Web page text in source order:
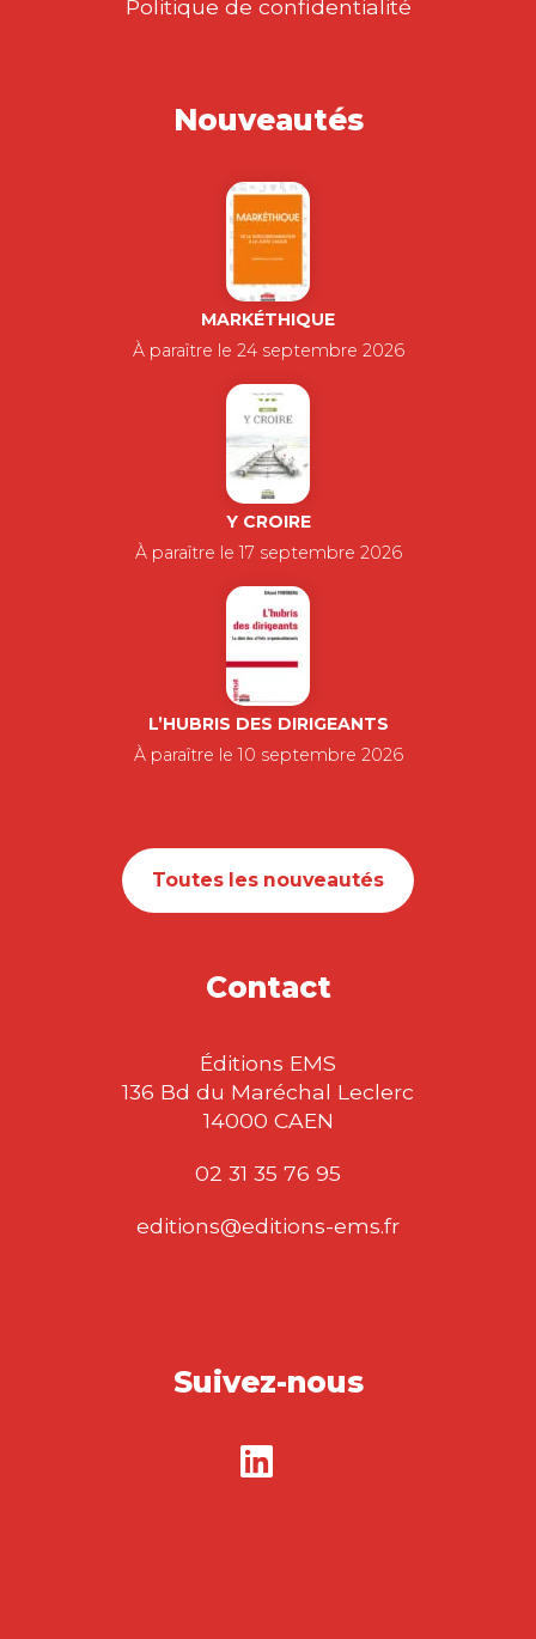
Politique de confidentialité
Nouveautés
MARKÉTHIQUE
À paraître le 24 septembre 2026
Y CROIRE
À paraître le 17 septembre 2026
L’HUBRIS DES DIRIGEANTS
À paraître le 10 septembre 2026
Toutes les nouveautés
Contact
Éditions EMS
136 Bd du Maréchal Leclerc
14000 CAEN
02 31 35 76 95
editions@editions-ems.fr
Suivez-nous